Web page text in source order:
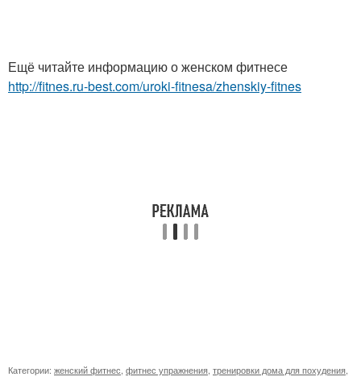
Ещё читайте информацию о женском фитнесе
http://fitnes.ru-best.com/uroki-fitnesa/zhenskiy-fitnes
Категории: женский фитнес фитнес упражнения тренировки дома для похудения